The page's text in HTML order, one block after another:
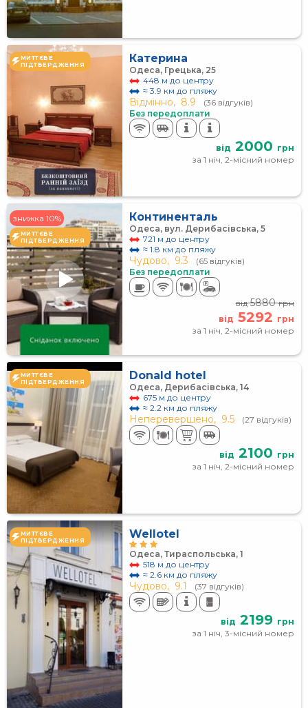
МИТТЄВЕ
ПІДТВЕРДЖЕННЯ
Катерина
Одеса, Грецька, 25
448 м до центру
≈ 3.9 км до пляжу
Відмінно, 8.9
(36 відгуків)
Без передоплати
від 2000 грн
за 1 ніч, 2-місний номер
знижка 10%
МИТТЄВЕ
ПІДТВЕРДЖЕННЯ
Континенталь
Одеса, вул. Дерибасівська, 5
721 м до центру
≈ 1.8 км до пляжу
Чудово, 9.3
(65 відгуків)
Без передоплати
від5880грн
від 5292 грн
за 1 ніч, 2-місний номер
МИТТЄВЕ
ПІДТВЕРДЖЕННЯ
Donald hotel
Одеса, Дерибасівська, 14
675 м до центру
≈ 2.2 км до пляжу
Неперевершено, 9.5 (27 відгуків)
від 2100 грн
за 1 ніч, 2-місний номер
МИТТЄВЕ
ПІДТВЕРДЖЕННЯ
Wellotel
Одеса, Тираспольська, 1
518 м до центру
≈ 2.6 км до пляжу
Чудово, 9.1 (37 відгуків)
від 2199 грн
за 1 ніч, 3-місний номер